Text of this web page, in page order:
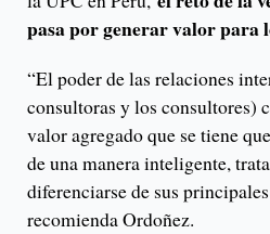
pasa por generar valor para
“El poder de las relaciones
consultoras y los consultores)
valor agregado que se tiene
de una manera inteligente,
diferenciarse de sus
recomienda Ordoñez.